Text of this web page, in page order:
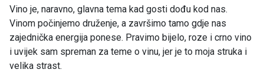
Vino je, naravno, glavna tema kad gosti dođu kod nas.
Vinom počinjemo druženje, a završimo tamo gdje nas
zajednička energija ponese. Pravimo bijelo, roze i crno vino
i uvijek sam spreman za teme o vinu, jer je to moja struka i
velika strast.